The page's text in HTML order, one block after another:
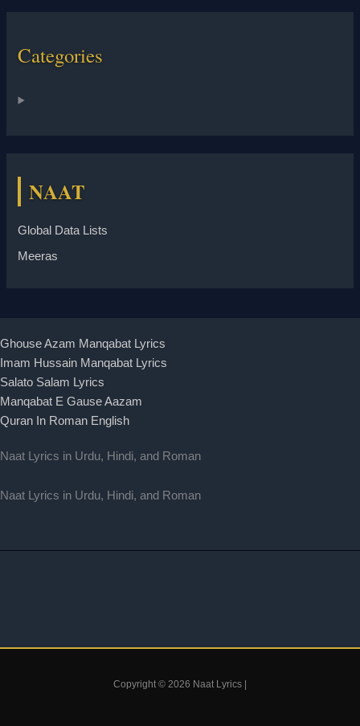
Categories
NAAT
Global Data Lists
Meeras
Ghouse Azam Manqabat Lyrics
Imam Hussain Manqabat Lyrics
Salato Salam Lyrics
Manqabat E Gause Aazam
Quran In Roman English
Naat Lyrics in Urdu, Hindi, and Roman
Naat Lyrics in Urdu, Hindi, and Roman
Copyright © 2026 Naat Lyrics |